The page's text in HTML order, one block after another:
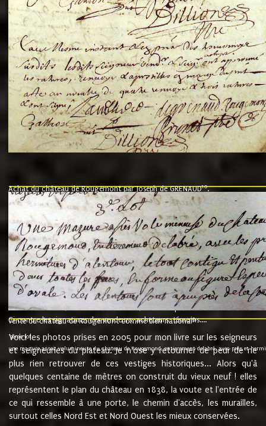
Achat du château de Rougemont par Joseph de GRENAUD10.
"l'an mil six cent soixante treze le ving neuvième jour du mois de
nommé fut présent Messire Claude Guillaume de Moyriat chevalier baron
vend, purement simplement et irrevocablement a monseigneur monsieur
et chavannes conseiller du roy au parlement de Bourgogne, present et
que le dit seigneur Baron de la Vellière a sur ses hommes, indivisables et
de la Velliere tout ainsi et comme le dit seigneur Baron et ses
présent......"
suivent les rentes, donation des terriers, etc... au prix de 880 livre louis
Ci contre les signatures des vendeurs, acheteurs, témoins....
vente du château de Rougemont comme bien national9.
"3ème lot
une mazure assez volumineuse du chateau de Rougemond, entierement delabré, avec près et
Voici les photos prises en 2005 pour mon livre sur les seigneurs
et seigneuries du plateau. Je n'ose y retourner de peur de ne
plus rien retrouver de ces vestiges historiques... Alors qu'à
quelques centaine de mètres on construit du vieux neuf ! elles
représentent le plan du château en 1838, la voute et l'entrée de
ce qui ressemble à une porte, le chemin d'accès, les murailles,
surtout celles Nord Est et Nord Ouest les mieux conservées.